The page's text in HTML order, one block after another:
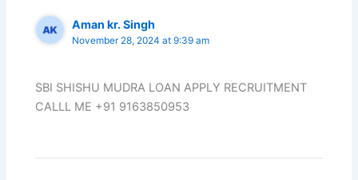
Aman kr. Singh
November 28, 2024 at 9:39 am
SBI SHISHU MUDRA LOAN APPLY RECRUITMENT
CALLL ME +91 9163850953